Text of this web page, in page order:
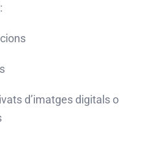
d’imatges digitals o